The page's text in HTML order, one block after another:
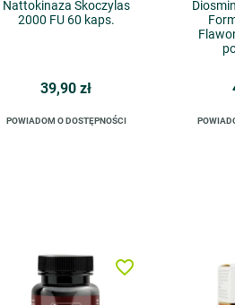
Nattokinaza Skoczylas
2000 FU 60 kaps.
39,90 zł
POWIADOM O DOSTĘPNOŚCI
favorite_border